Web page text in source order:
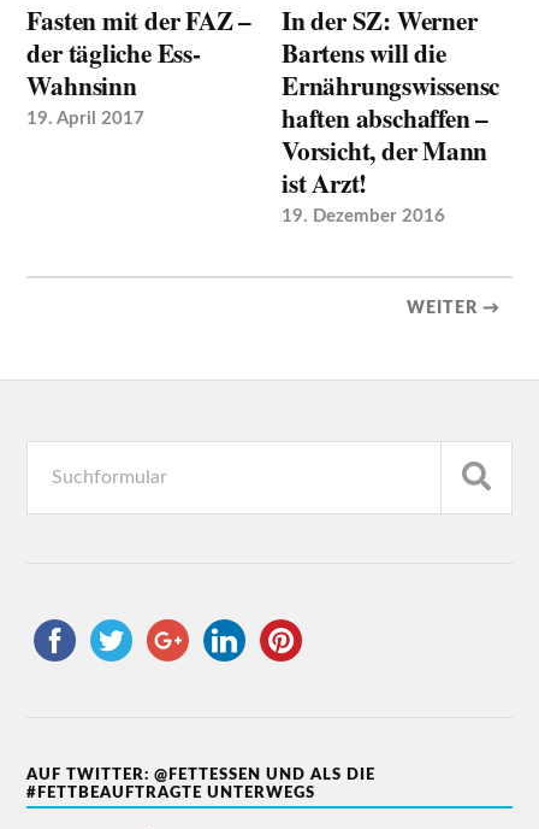
Fasten mit der FAZ –
der tägliche Ess-
Wahnsinn
19. April 2017
In der SZ: Werner
Bartens will die
Ernährungswissensc
haften abschaffen –
Vorsicht, der Mann
ist Arzt!
19. Dezember 2016
WEITER →
AUF TWITTER: @FETTESSEN UND ALS DIE
#FETTBEAUFTRAGTE UNTERWEGS